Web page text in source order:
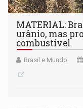
MATERIAL:
urânio, mas
combustível
Brasil e Mundo